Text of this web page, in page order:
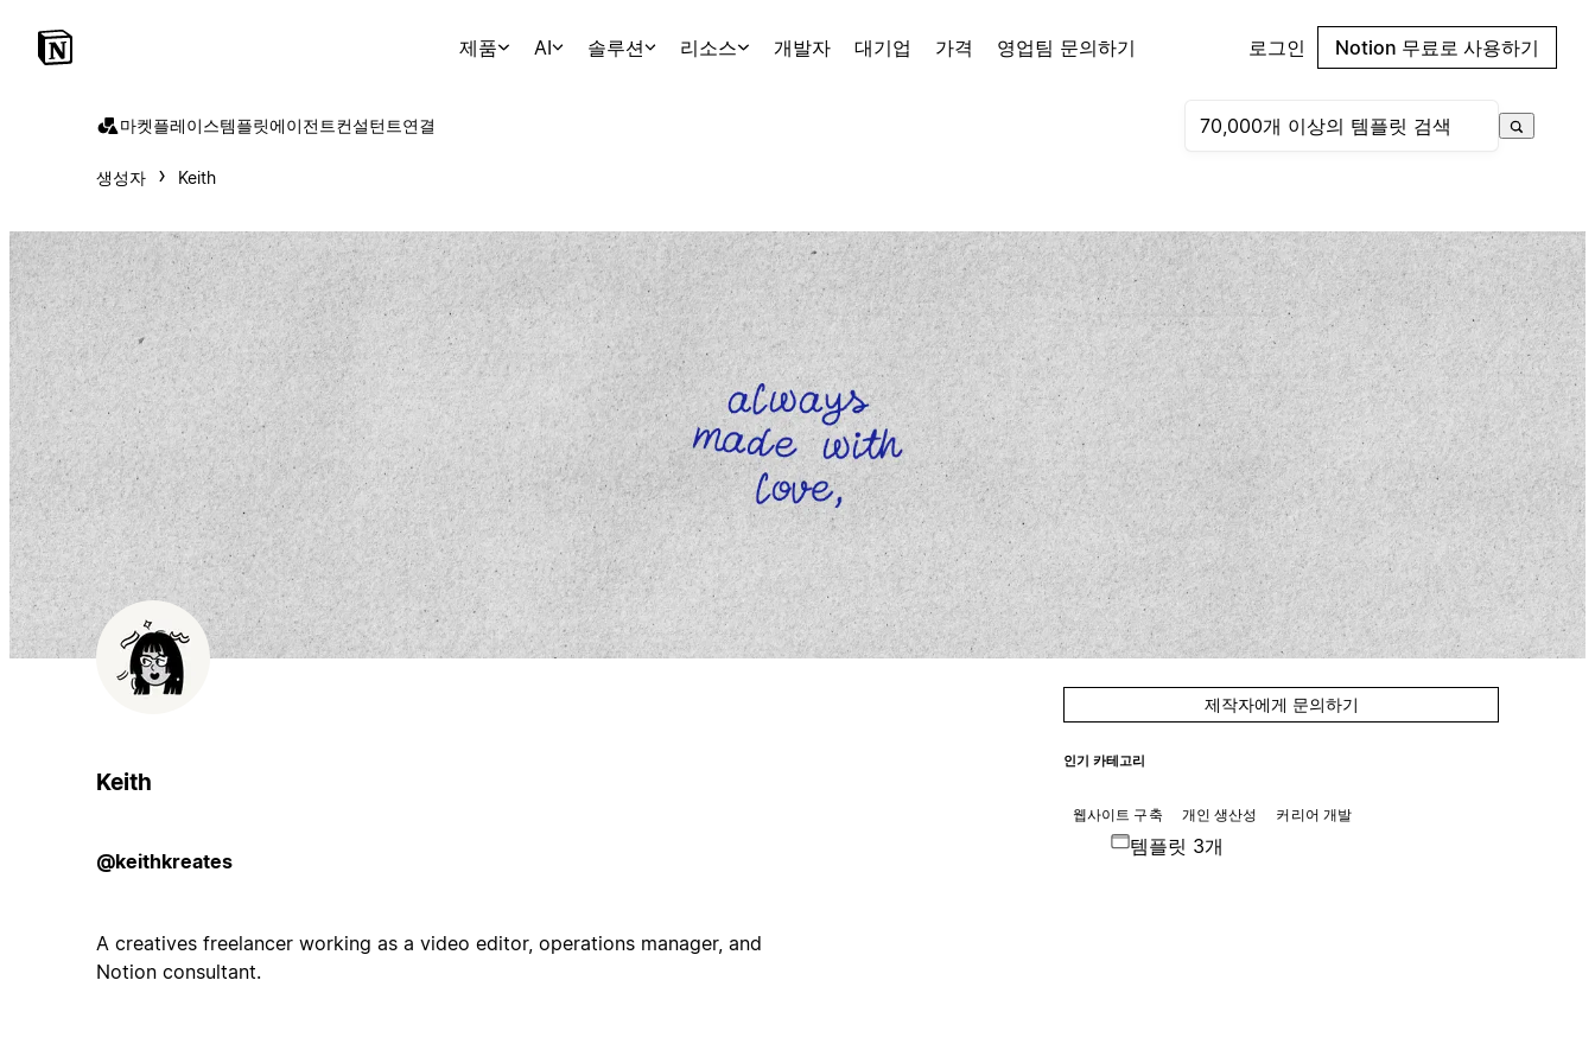
제품 AI 솔루션 리소스 개발자 대기업 가격 영업팀 문의하기 로그인 Notion 무료로 사용하기
마켓플레이스템플릿에이전트컨설턴트연결
생성자 Keith
Keith
@keithkreates
A creatives freelancer working as a video editor, operations manager, and
Notion consultant.
제작자에게 문의하기
인기 카테고리
웹사이트 구축 개인 생산성 커리어 개발
템플릿 3개